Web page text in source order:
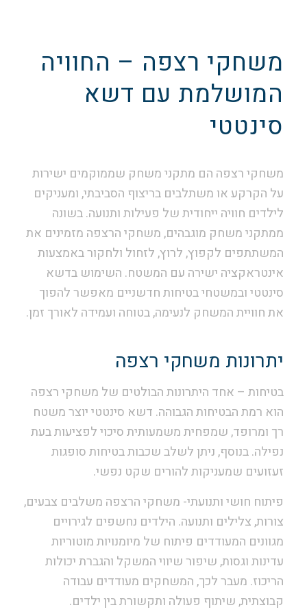
משחקי רצפה – החוויה
המושלמת עם דשא
סינטטי
משחקי רצפה הם מתקני משחק שממוקמים ישירות
על הקרקע או משתלבים בריצוף הסביבתי, ומעניקים
לילדים חוויה ייחודית של פעילות ותנועה. בשונה
ממתקני משחק מוגבהים, משחקי הרצפה מזמינים את
המשתתפים לקפוץ, לרוץ, לזחול ולחקור באמצעות
אינטראקציה ישירה עם המשטח. השימוש בדשא
סינטטי ובמשטחי בטיחות חדשניים מאפשר להפוך
את חוויית המשחק לנעימה, בטוחה ועמידה לאורך זמן.
יתרונות משחקי רצפה
בטיחות – אחד היתרונות הבולטים של משחקי רצפה
הוא רמת הבטיחות הגבוהה. דשא סינטטי יוצר משטח
רך ומרופד, שמפחית משמעותית סיכוי לפציעות בעת
נפילה. בנוסף, ניתן לשלב שכבות בטיחות סופגות
זעזועים שמעניקות להורים שקט נפשי.
פיתוח חושי ותנועתי- משחקי הרצפה משלבים צבעים,
צורות, צלילים ותנועה. הילדים נחשפים לגירויים
מגוונים המעודדים פיתוח של מיומנויות מוטוריות
עדינות וגסות, שיפור שיווי המשקל והגברת יכולות
הריכוז. מעבר לכך, המשחקים מעודדים עבודה
קבוצתית, שיתוף פעולה ותקשורת בין ילדים.